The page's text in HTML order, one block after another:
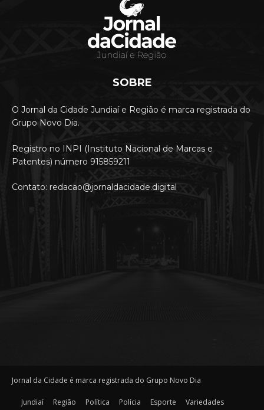
SOBRE
O Jornal da Cidade Jundiaí e Região é marca registrada do
Grupo Novo Dia.
Registro no INPI (Instituto Nacional de Marcas e
Patentes) número 915859211
Contato: redacao@jornaldacidade.digital
Jornal da Cidade é marca registrada do Grupo Novo Dia
Jundiaí Região Política Polícia Esporte
Variedades